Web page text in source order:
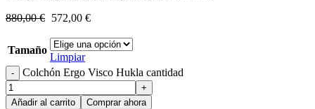
880,00€ 572,00 €
Tamaño
Limpiar
Colchón Ergo Visco Hukla cantidad
Añadir al carrito Comprar ahora